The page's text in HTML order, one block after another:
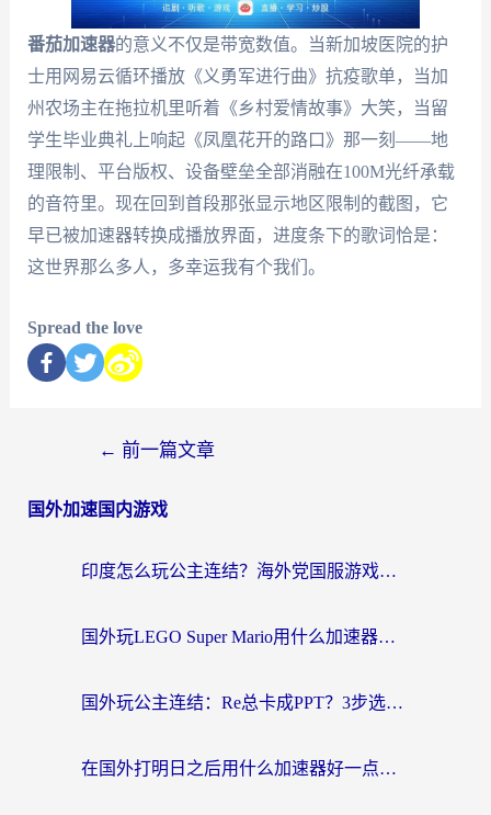
番茄加速器的意义不仅是带宽数值。当新加坡医院的护
士用网易云循环播放《义勇军进行曲》抗疫歌单，当加
州农场主在拖拉机里听着《乡村爱情故事》大笑，当留
学生毕业典礼上响起《凤凰花开的路口》那一刻——地
理限制、平台版权、设备壁垒全部消融在100M光纤承载
的音符里。现在回到首段那张显示地区限制的截图，它
早已被加速器转换成播放界面，进度条下的歌词恰是：
这世界那么多人，多幸运我有个我们。
Spread the love
← 前一篇文章
国外加速国内游戏
印度怎么玩公主连结？海外党国服游戏加速终极指南（附仙境传说RO重生细胞优化技巧）
国外玩LEGO Super Mario用什么加速器？2026海外玩家亲测有效指南
国外玩公主连结：Re总卡成PPT？3步选对加速器，畅玩国服无压力
在国外打明日之后用什么加速器好一点？海外玩家亲测有效的国服游戏加速指南